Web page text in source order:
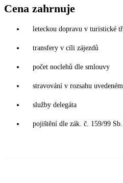
Cena zahrnuje
leteckou dopravu v turistické
transfery v cíli zájezdů
počet noclehů dle smlouvy
stravování v rozsahu
služby delegáta
pojištění dle zák. č. 159/99 Sb.